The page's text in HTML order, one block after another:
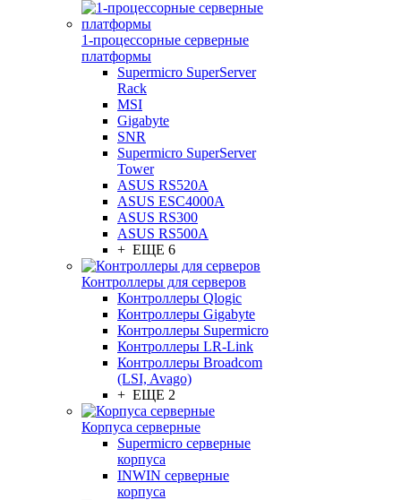
1-процессорные серверные
платформы
Supermicro SuperServer
Rack
MSI
Gigabyte
SNR
Supermicro SuperServer
Tower
ASUS RS520A
ASUS ESC4000A
ASUS RS300
ASUS RS500A
+ ЕЩЕ 6
Контроллеры для серверов
Контроллеры Qlogic
Контроллеры Gigabyte
Контроллеры Supermicro
Контроллеры LR-Link
Контроллеры Broadcom
(LSI, Avago)
+ ЕЩЕ 2
Корпуса серверные
Supermicro серверные
корпуса
INWIN серверные
корпуса